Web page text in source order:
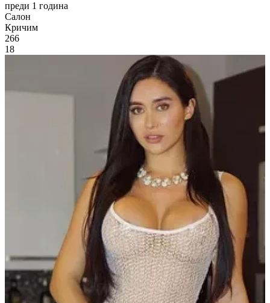
преди 1 година
Салон
Кричим
266
18